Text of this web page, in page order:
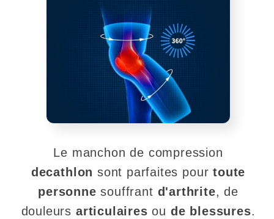
Le manchon de compression
decathlon sont parfaites pourtoute
personne souffrant d'arthrite, de
douleurs articulaires ou de blessures.